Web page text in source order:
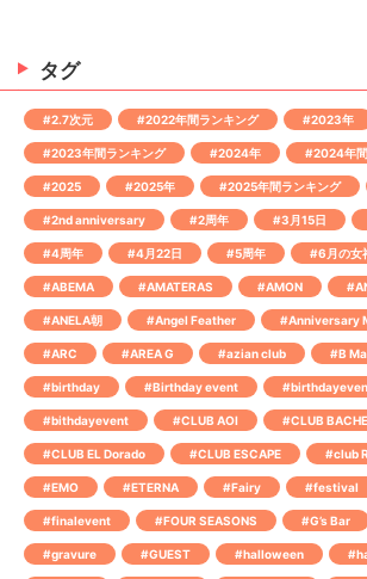
タグ
#2.7次元 #2022年間ランキング #2023年
#2023年間ランキング #2024年 #2024年
#2025 #2025年 #2025年間ランキング
#2nd anniversary #2周年 #3月15日
#4周年 #4月22日 #5周年 #6月の女
#ABEMA #AMATERAS #AMON
#ANELA朝 #Angel Feather #Anniversary
#ARC #AREA G #azian club #B
#birthday #Birthday event
#bithdayevent #CLUB AOI #CLUB
#CLUB EL Dorado #CLUB ESCAPE #club R
#EMO #ETERNA #Fairy #festival
#finalevent #FOUR SEASONS #G’s Bar
#gravure #GUEST #halloween